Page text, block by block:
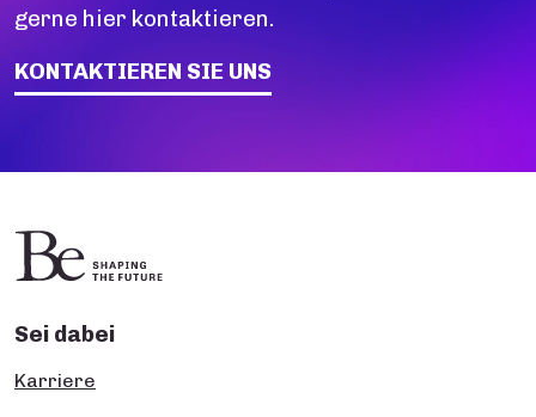
gerne hier kontaktieren.
KONTAKTIEREN SIE UNS
Sei dabei
Karriere